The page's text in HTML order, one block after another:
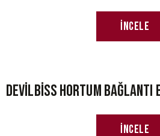
İncele
Devilbiss Hortum Bağlantı
İncele